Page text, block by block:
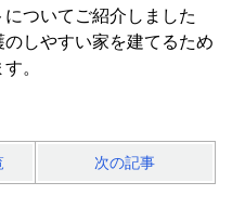
ついてご紹介しました
しやすい家を建てるため
。
次の記事